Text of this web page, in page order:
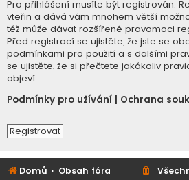
Pro přihlášení musíte být registrován.
vteřin a dává vám mnohem větší
též může dávat rozšířené pravomoci
Před registrací se ujistěte, že jste se
podmínkami pro použití a s dalšími
se ujistěte, že si přečtete jakákoliv
objeví.
Podmínky pro užívání
Ochrana
Registrovat
Domů Obsah fóra